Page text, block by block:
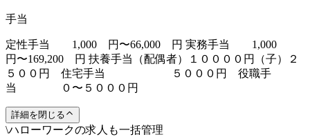
手当
定性手当 1,000 円〜66,000 円 実務手当 1,000
円〜169,200 円 扶養手当（配偶者）１００００円（子）２
５００円 住宅手当 ５０００円 役職手
当 ０〜５０００円
詳細を閉じる
\ハローワークの求人も一括管理